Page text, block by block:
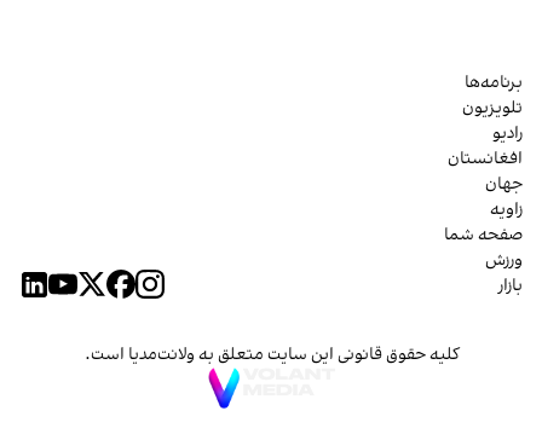
برنامه‌ها
تلویزیون
رادیو
افغانستان
جهان
زاویه
صفحه شما
ورزش
بازار
کلیه حقوق قانونی این سایت متعلق به ولانت‌مدیا است.